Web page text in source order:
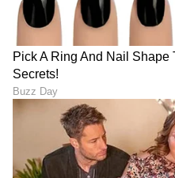
ಅದೃಷ್ಟ ಸಂಖ್ಯೆ: 8
9
13